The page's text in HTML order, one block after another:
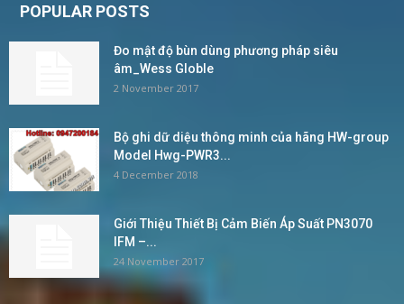
POPULAR POSTS
Đo mật độ bùn dùng phương pháp siêu
âm_Wess Globle
2 November 2017
Bộ ghi dữ diệu thông minh của hãng HW-group
Model Hwg-PWR3...
4 December 2018
Giới Thiệu Thiết Bị Cảm Biến Áp Suất PN3070
IFM –...
24 November 2017